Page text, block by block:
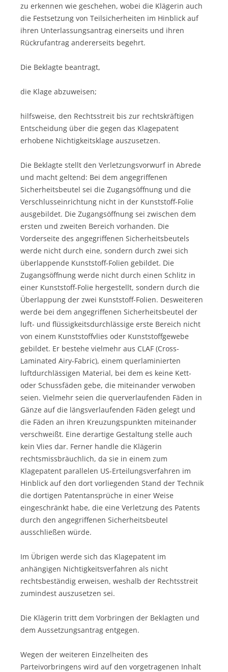
zu erkennen wie geschehen, wobei die Klägerin auch
die Festsetzung von Teilsicherheiten im Hinblick auf
ihren Unterlassungsantrag einerseits und ihren
Rückrufantrag andererseits begehrt.
Die Beklagte beantragt,
die Klage abzuweisen;
hilfsweise, den Rechtsstreit bis zur rechtskräftigen
Entscheidung über die gegen das Klagepatent
erhobene Nichtigkeitsklage auszusetzen.
Die Beklagte stellt den Verletzungsvorwurf in Abrede
und macht geltend: Bei dem angegriffenen
Sicherheitsbeutel sei die Zugangsöffnung und die
Verschlusseinrichtung nicht in der Kunststoff-Folie
ausgebildet. Die Zugangsöffnung sei zwischen dem
ersten und zweiten Bereich vorhanden. Die
Vorderseite des angegriffenen Sicherheitsbeutels
werde nicht durch eine, sondern durch zwei sich
überlappende Kunststoff-Folien gebildet. Die
Zugangsöffnung werde nicht durch einen Schlitz in
einer Kunststoff-Folie hergestellt, sondern durch die
Überlappung der zwei Kunststoff-Folien. Desweiteren
werde bei dem angegriffenen Sicherheitsbeutel der
luft- und flüssigkeitsdurchlässige erste Bereich nicht
von einem Kunststoffvlies oder Kunststoffgewebe
gebildet. Er bestehe vielmehr aus CLAF (Cross-
Laminated Airy-Fabric), einem querlaminierten
luftdurchlässigen Material, bei dem es keine Kett-
oder Schussfäden gebe, die miteinander verwoben
seien. Vielmehr seien die querverlaufenden Fäden in
Gänze auf die längsverlaufenden Fäden gelegt und
die Fäden an ihren Kreuzungspunkten miteinander
verschweißt. Eine derartige Gestaltung stelle auch
kein Vlies dar. Ferner handle die Klägerin
rechtsmissbräuchlich, da sie in einem zum
Klagepatent parallelen US-Erteilungsverfahren im
Hinblick auf den dort vorliegenden Stand der Technik
die dortigen Patentansprüche in einer Weise
eingeschränkt habe, die eine Verletzung des Patents
durch den angegriffenen Sicherheitsbeutel
ausschließen würde.
Im Übrigen werde sich das Klagepatent im
anhängigen Nichtigkeitsverfahren als nicht
rechtsbeständig erweisen, weshalb der Rechtsstreit
zumindest auszusetzen sei.
Die Klägerin tritt dem Vorbringen der Beklagten und
dem Aussetzungsantrag entgegen.
Wegen der weiteren Einzelheiten des
Parteivorbringens wird auf den vorgetragenen Inhalt